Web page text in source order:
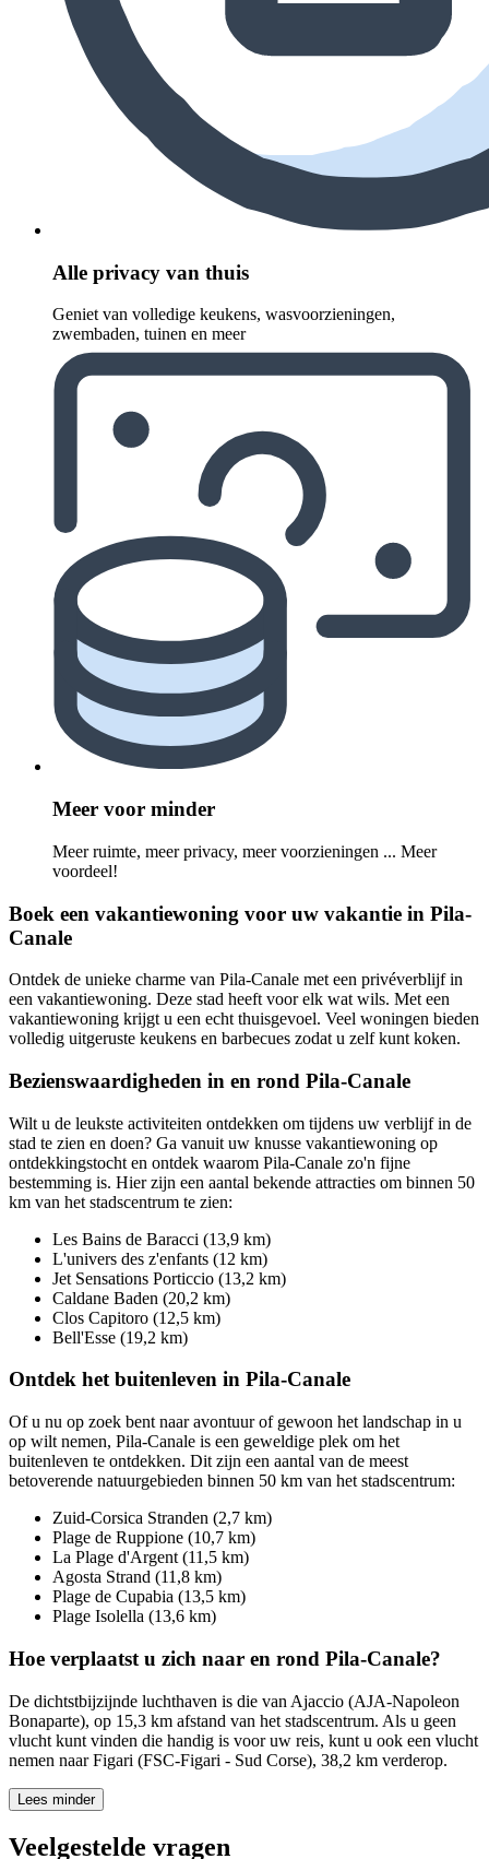
Alle privacy van thuis
Geniet van volledige keukens, wasvoorzieningen,
zwembaden, tuinen en meer
Meer voor minder
Meer ruimte, meer privacy, meer voorzieningen ... Meer
voordeel!
Boek een vakantiewoning voor uw vakantie in Pila-
Canale
Ontdek de unieke charme van Pila-Canale met een privéverblijf in
een vakantiewoning. Deze stad heeft voor elk wat wils. Met een
vakantiewoning krijgt u een echt thuisgevoel. Veel woningen bieden
volledig uitgeruste keukens en barbecues zodat u zelf kunt koken.
Bezienswaardigheden in en rond Pila-Canale
Wilt u de leukste activiteiten ontdekken om tijdens uw verblijf in de
stad te zien en doen? Ga vanuit uw knusse vakantiewoning op
ontdekkingstocht en ontdek waarom Pila-Canale zo'n fijne
bestemming is. Hier zijn een aantal bekende attracties om binnen 50
km van het stadscentrum te zien:
Les Bains de Baracci (13,9 km)
L'univers des z'enfants (12 km)
Jet Sensations Porticcio (13,2 km)
Caldane Baden (20,2 km)
Clos Capitoro (12,5 km)
Bell'Esse (19,2 km)
Ontdek het buitenleven in Pila-Canale
Of u nu op zoek bent naar avontuur of gewoon het landschap in u
op wilt nemen, Pila-Canale is een geweldige plek om het
buitenleven te ontdekken. Dit zijn een aantal van de meest
betoverende natuurgebieden binnen 50 km van het stadscentrum:
Zuid-Corsica Stranden (2,7 km)
Plage de Ruppione (10,7 km)
La Plage d'Argent (11,5 km)
Agosta Strand (11,8 km)
Plage de Cupabia (13,5 km)
Plage Isolella (13,6 km)
Hoe verplaatst u zich naar en rond Pila-Canale?
De dichtstbijzijnde luchthaven is die van Ajaccio (AJA-Napoleon
Bonaparte), op 15,3 km afstand van het stadscentrum. Als u geen
vlucht kunt vinden die handig is voor uw reis, kunt u ook een vlucht
nemen naar Figari (FSC-Figari - Sud Corse), 38,2 km verderop.
Lees minder
Veelgestelde vragen